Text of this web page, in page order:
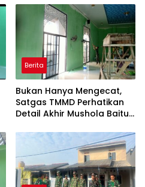
Berita
Bukan Hanya Mengecat,
Satgas TMMD Perhatikan
Detail Akhir Mushola Baitul